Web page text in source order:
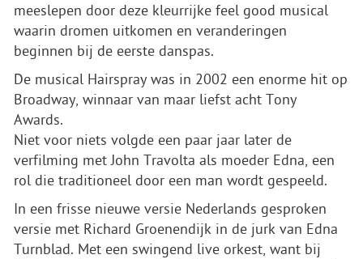
meeslepen door deze kleurrijke feel good musical
waarin dromen uitkomen en veranderingen
beginnen bij de eerste danspas.
De musical Hairspray was in 2002 een enorme hit op
Broadway, winnaar van maar liefst acht Tony
Awards.
Niet voor niets volgde een paar jaar later de
verfilming met John Travolta als moeder Edna, een
rol die traditioneel door een man wordt gespeeld.
In een frisse nieuwe versie Nederlands gesproken
versie met Richard Groenendijk in de jurk van Edna
Turnblad. Met een swingend live orkest, want bij